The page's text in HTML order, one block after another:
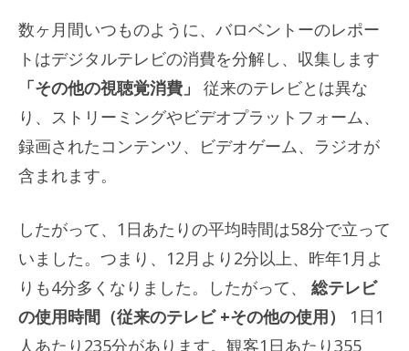
数ヶ月間いつものように、バロベントーのレポー
トはデジタルテレビの消費を分解し、収集します
「その他の視聴覚消費」
従来のテレビとは異な
り、ストリーミングやビデオプラットフォーム、
録画されたコンテンツ、ビデオゲーム、ラジオが
含まれます。
したがって、1日あたりの平均時間は58分で立って
いました。つまり、12月より2分以上、昨年1月よ
りも4分多くなりました。したがって、 総テレビ
の使用時間（従来のテレビ +その他の使用） 1日1
人あたり235分があります。観客1日あたり355